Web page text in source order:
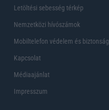
Letöltési sebesség térkép
Nemzetközi hívószámok
Mobiltelefon védelem és biztonság
Kapcsolat
Médiaajánlat
Impresszum